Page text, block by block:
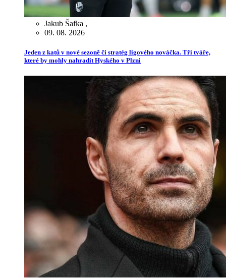
Jakub Šafka ,
09. 08. 2026
Jeden z katů v nové sezoně či stratég ligového nováčka. Tři tváře,
které by mohly nahradit Hyského v Plzni